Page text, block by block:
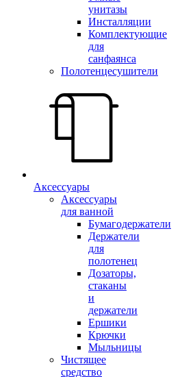
унитазы
Инсталляции
Комплектующие
для
санфаянса
Полотенцесушители
Аксессуары
Аксессуары
для ванной
Бумагодержатели
Держатели
для
полотенец
Дозаторы,
стаканы
и
держатели
Ершики
Крючки
Мыльницы
Чистящее
средство